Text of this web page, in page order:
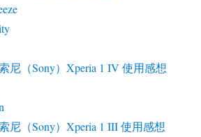
（Sony）Xperia 1 IV 使用感想
（Sony）Xperia 1 III 使用感想